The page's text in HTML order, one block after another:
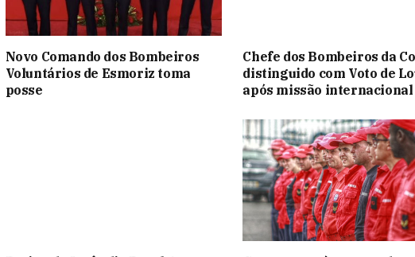
Novo Comando dos Bombeiros
Voluntários de Esmoriz toma
posse
Chefe dos Bombeiros da
distinguido com Voto de
após missão internacional